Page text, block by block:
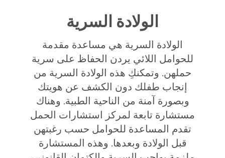
الولادة السرية
الولادة السرية هي مساعدة مقدمة
للحوامل اللائي يردن الحفاظ على سرية
حملهن. وتمكنكِ هذه الولادة السرية من
إنجاب طفلك دون الكشف عن هويتك
وبصورة آمنة من الناحية الطبية. وهناك
مستشارة تابعة لمركز استشارات الحمل
تقدم المساعدة للحوامل حسب رغبتهن
قبل الولادة وبعدها. وهذه المستشارة